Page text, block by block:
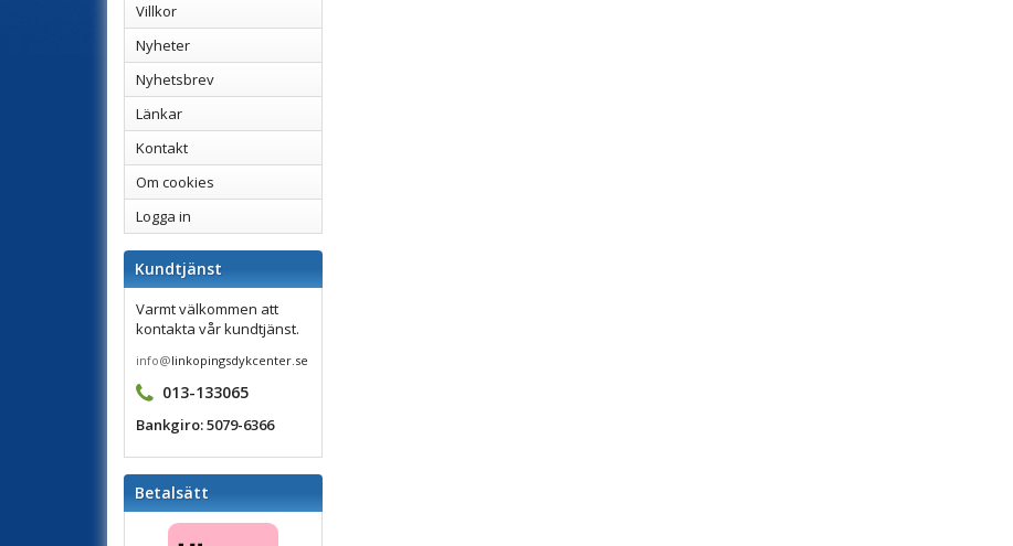
Villkor
Nyheter
Nyhetsbrev
Länkar
Kontakt
Om cookies
Logga in
Kundtjänst
Varmt välkommen att
kontakta vår kundtjänst.
info@linkopingsdykcenter.se
013-133065
Bankgiro: 5079-6366
Betalsätt